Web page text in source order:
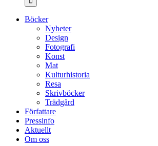
Böcker
Nyheter
Design
Fotografi
Konst
Mat
Kulturhistoria
Resa
Skrivböcker
Trädgård
Författare
Pressinfo
Aktuellt
Om oss